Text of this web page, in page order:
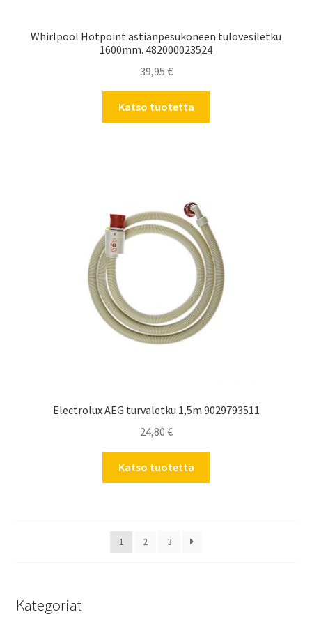
Whirlpool Hotpoint astianpesukoneen tulovesiletku
1600mm. 482000023524
39,95 €
Katso tuotetta
Electrolux AEG turvaletku 1,5m 9029793511
24,80 €
Katso tuotetta
1 2 3
Kategoriat